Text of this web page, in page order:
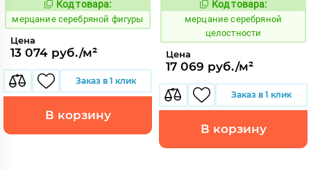
979490
Код товара:
мерцание серебряной фигуры
Цена
13 074 руб./м²
Заказ в 1 клик
В корзину
979493
Код товара:
мерцание серебряной
целостности
Цена
17 069 руб./м²
Заказ в 1 клик
В корзину